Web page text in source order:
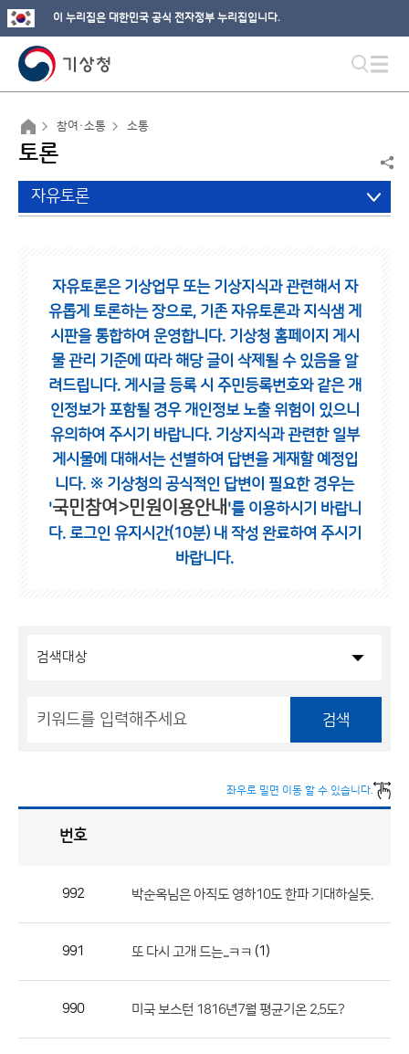
이 누리집은 대한민국 공식 전자정부 누리집입니다.
참여·소통 소통
토론
자유토론
자유토론은 기상업무 또는 기상지식과 관련해서 자
유롭게 토론하는 장으로, 기존 자유토론과 지식샘 게
시판을 통합하여 운영합니다. 기상청 홈페이지 게시
물 관리 기준에 따라 해당 글이 삭제될 수 있음을 알
려드립니다. 게시글 등록 시 주민등록번호와 같은 개
인정보가 포함될 경우 개인정보 노출 위험이 있으니
유의하여 주시기 바랍니다. 기상지식과 관련한 일부
게시물에 대해서는 선별하여 답변을 게재할 예정입
니다. ※ 기상청의 공식적인 답변이 필요한 경우는
'국민참여>민원이용안내 '를 이용하시기 바랍니
다. 로그인 유지시간(10분) 내 작성 완료하여 주시기
바랍니다.
검색
좌우로 밀면 이동 할 수 있습니다.
론
번호
992 박순옥님은 아직도 영하10도 한파 기대하실듯.
991 또 다시 고개 드는...ㅋㅋ (1)
990 미국 보스턴 1816년7월 평균기온 2.5도?